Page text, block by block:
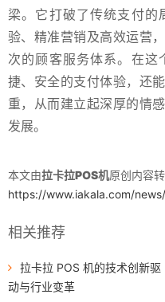
梁。它打破了传统支付的
验、精准营销及高效运营
次的顾客服务体系。在这
捷、安全的支付体验，还
重，从而建立起深厚的情
发展。
本文由拉卡拉POS机原创内容
https://www.iakala.com/
相关推荐
拉卡拉 POS 机的技术创新驱
动与行业变革